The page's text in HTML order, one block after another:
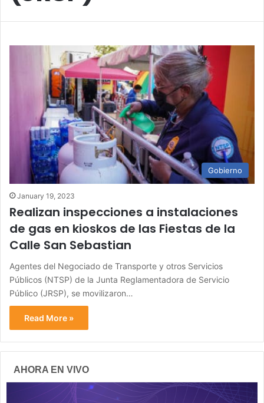
Gobierno
January 19, 2023
Realizan inspecciones a instalaciones
de gas en kioskos de las Fiestas de la
Calle San Sebastian
Agentes del Negociado de Transporte y otros Servicios
Públicos (NTSP) de la Junta Reglamentadora de Servicio
Público (JRSP), se movilizaron…
Read More »
AHORA EN VIVO